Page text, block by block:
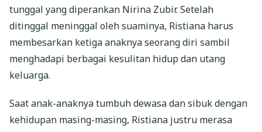
tunggal yang diperankan Nirina Zubir. Setelah
ditinggal meninggal oleh suaminya, Ristiana harus
membesarkan ketiga anaknya seorang diri sambil
menghadapi berbagai kesulitan hidup dan utang
keluarga.
Saat anak-anaknya tumbuh dewasa dan sibuk dengan
kehidupan masing-masing, Ristiana justru merasa